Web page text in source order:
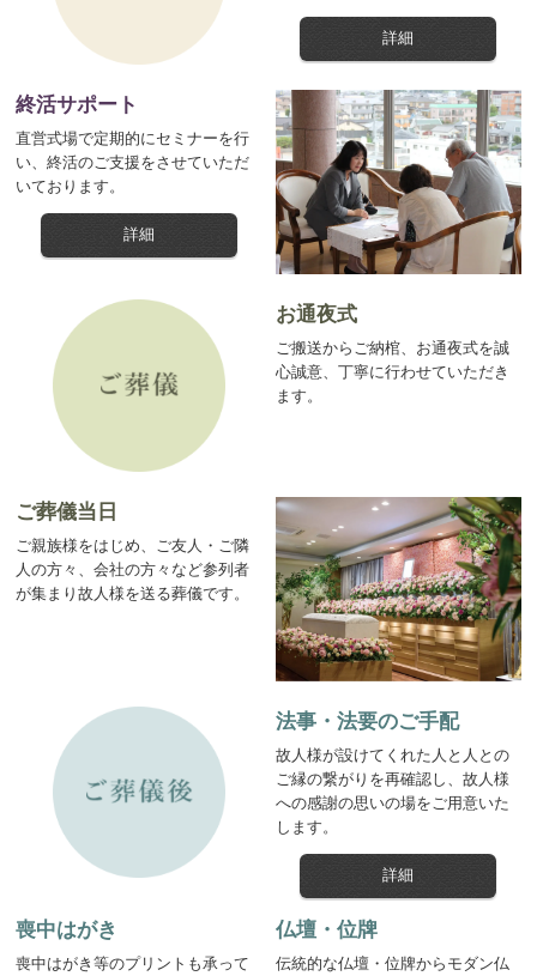
詳細
終活サポート
直営式場で定期的にセミナーを行
い、終活のご支援をさせていただ
いております。
詳細
お通夜式
ご搬送からご納棺、お通夜式を誠
心誠意、丁寧に行わせていただき
ます。
ご葬儀当日
ご親族様をはじめ、ご友人・ご隣
人の方々、会社の方々など参列者
が集まり故人様を送る葬儀です。
法事・法要のご手配
故人様が設けてくれた人と人との
ご縁の繋がりを再確認し、故人様
への感謝の思いの場をご用意いた
します。
詳細
喪中はがき
喪中はがき等のプリントも承って
仏壇・位牌
伝統的な仏壇・位牌からモダン仏